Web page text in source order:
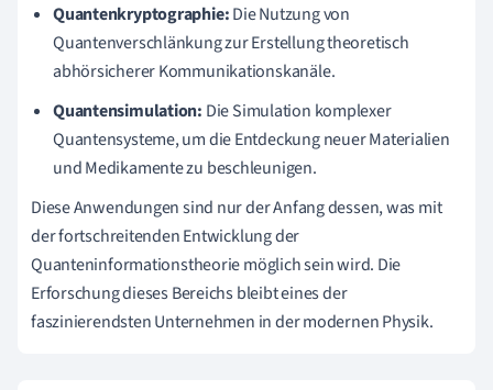
Quantenkryptographie:Die Nutzung von
Quantenverschlänkung zur Erstellung theoretisch
abhörsicherer Kommunikationskanäle.
Quantensimulation: Die Simulation komplexer
Quantensysteme, um die Entdeckung neuer Materialien
und Medikamente zu beschleunigen.
Diese Anwendungen sind nur der Anfang dessen, was mit
der fortschreitenden Entwicklung der
Quanteninformationstheorie möglich sein wird. Die
Erforschung dieses Bereichs bleibt eines der
faszinierendsten Unternehmen in der modernen Physik.